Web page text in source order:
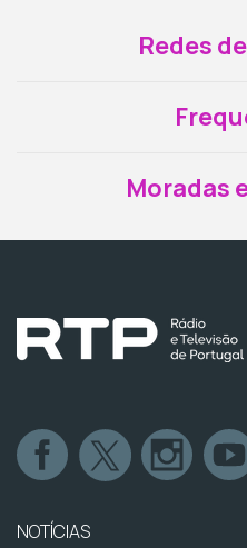
Redes
Moradas
NOTÍCIAS